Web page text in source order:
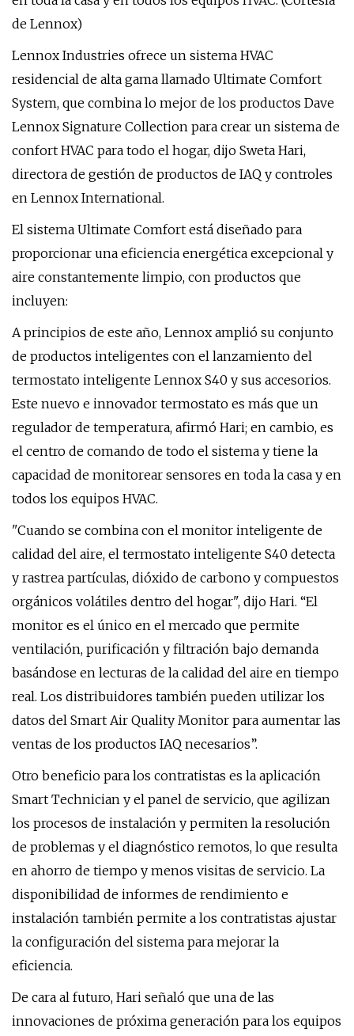
de Lennox)
Lennox Industries ofrece un sistema HVAC
residencial de alta gama llamado Ultimate Comfort
System, que combina lo mejor de los productos Dave
Lennox Signature Collection para crear un sistema de
confort HVAC para todo el hogar, dijo Sweta Hari,
directora de gestión de productos de IAQ y controles
en Lennox International.
El sistema Ultimate Comfort está diseñado para
proporcionar una eficiencia energética excepcional y
aire constantemente limpio, con productos que
incluyen:
A principios de este año, Lennox amplió su conjunto
de productos inteligentes con el lanzamiento del
termostato inteligente Lennox S40 y sus accesorios.
Este nuevo e innovador termostato es más que un
regulador de temperatura, afirmó Hari; en cambio, es
el centro de comando de todo el sistema y tiene la
capacidad de monitorear sensores en toda la casa y en
todos los equipos HVAC.
"Cuando se combina con el monitor inteligente de
calidad del aire, el termostato inteligente S40 detecta
y rastrea partículas, dióxido de carbono y compuestos
orgánicos volátiles dentro del hogar", dijo Hari. “El
monitor es el único en el mercado que permite
ventilación, purificación y filtración bajo demanda
basándose en lecturas de la calidad del aire en tiempo
real. Los distribuidores también pueden utilizar los
datos del Smart Air Quality Monitor para aumentar las
ventas de los productos IAQ necesarios”.
Otro beneficio para los contratistas es la aplicación
Smart Technician y el panel de servicio, que agilizan
los procesos de instalación y permiten la resolución
de problemas y el diagnóstico remotos, lo que resulta
en ahorro de tiempo y menos visitas de servicio. La
disponibilidad de informes de rendimiento e
instalación también permite a los contratistas ajustar
la configuración del sistema para mejorar la
eficiencia.
De cara al futuro, Hari señaló que una de las
innovaciones de próxima generación para los equipos